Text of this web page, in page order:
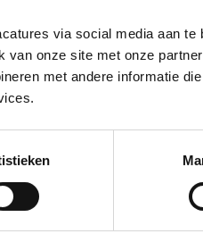
via social media aan te
van onze site met onze
met andere informatie